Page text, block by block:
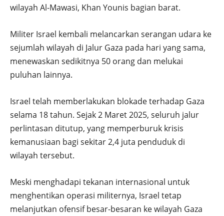
wilayah Al-Mawasi, Khan Younis bagian barat.
Militer Israel kembali melancarkan serangan udara ke
sejumlah wilayah di Jalur Gaza pada hari yang sama,
menewaskan sedikitnya 50 orang dan melukai
puluhan lainnya.
Israel telah memberlakukan blokade terhadap Gaza
selama 18 tahun. Sejak 2 Maret 2025, seluruh jalur
perlintasan ditutup, yang memperburuk krisis
kemanusiaan bagi sekitar 2,4 juta penduduk di
wilayah tersebut.
Meski menghadapi tekanan internasional untuk
menghentikan operasi militernya, Israel tetap
melanjutkan ofensif besar-besaran ke wilayah Gaza